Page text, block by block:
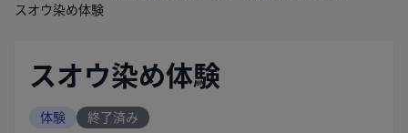
スオウ染め体験
スオウ染め体験
体験 終了済み